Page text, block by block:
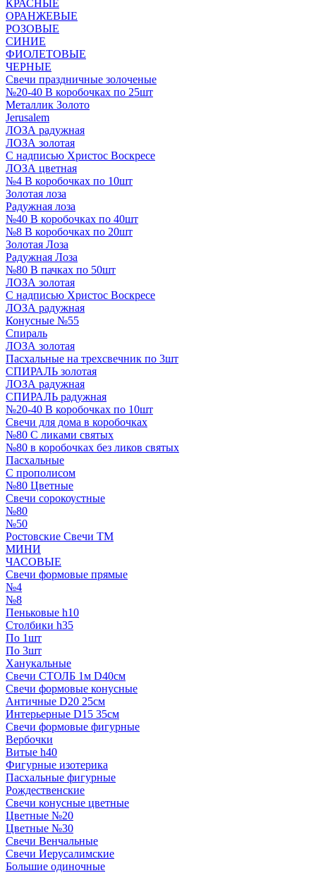
КРАСНЫЕ
ОРАНЖЕВЫЕ
РОЗОВЫЕ
СИНИЕ
ФИОЛЕТОВЫЕ
ЧЕРНЫЕ
Свечи праздничные золоченые
№20-40 В коробочках по 25шт
Металлик Золото
Jerusalem
ЛОЗА радужная
ЛОЗА золотая
С надписью Христос Воскресе
ЛОЗА цветная
№4 В коробочках по 10шт
Золотая лоза
Радужная лоза
№40 В коробочках по 40шт
№8 В коробочках по 20шт
Золотая Лоза
Радужная Лоза
№80 В пачках по 50шт
ЛОЗА золотая
С надписью Христос Воскресе
ЛОЗА радужная
Конусные №55
Спираль
ЛОЗА золотая
Пасхальные на трехсвечник по 3шт
СПИРАЛЬ золотая
ЛОЗА радужная
СПИРАЛЬ радужная
№20-40 В коробочках по 10шт
Свечи для дома в коробочках
№80 С ликами святых
№80 в коробочках без ликов святых
Пасхальные
С прополисом
№80 Цветные
Свечи сорокоустные
№80
№50
Ростовские Свечи ТМ
МИНИ
ЧАСОВЫЕ
Свечи формовые прямые
№4
№8
Пеньковые h10
Столбики h35
По 1шт
По 3шт
Ханукальные
Свечи СТОЛБ 1м D40см
Свечи формовые конусные
Античные D20 25см
Интерьерные D15 35см
Свечи формовые фигурные
Вербочки
Витые h40
Фигурные изотерика
Пасхальные фигурные
Рождественские
Свечи конусные цветные
Цветные №20
Цветные №30
Свечи Венчальные
Свечи Иерусалимские
Большие одиночные